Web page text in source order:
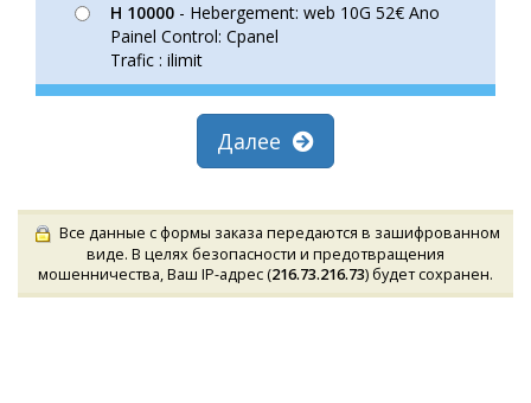
H 10000 - Hebergement: web 10G 52€ Ano
Painel Control: Cpanel
Trafic : ilimit
Далее
Все данные с формы заказа передаются в зашифрованном
виде. В целях безопасности и предотвращения
мошенничества, Ваш IP-адрес (216.73.216.73) будет сохранен.